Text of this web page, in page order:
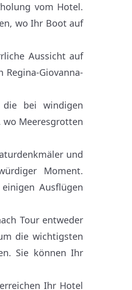
vom Hotel.
wo Ihr Boot auf
Aussicht auf
Giovanna-
bei windigen
wo Meeresgrotten
und
Moment.
Ausflügen
Tour entweder
die wichtigsten
Sie können Ihr
Ihr Hotel